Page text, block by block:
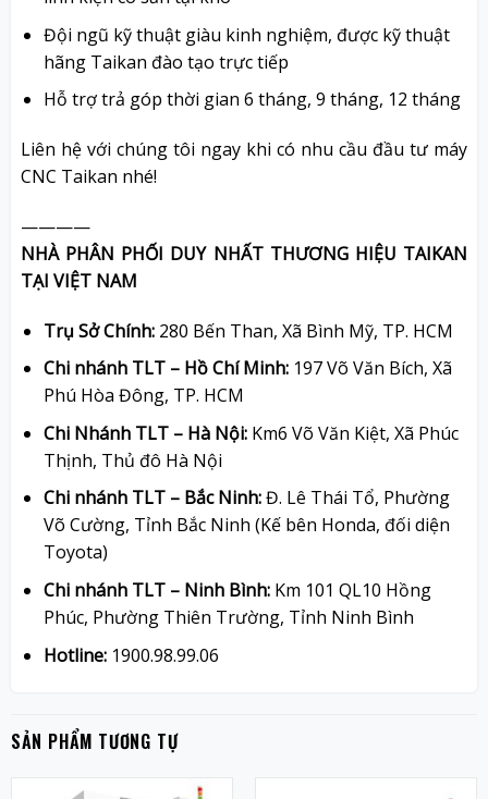
Đội ngũ kỹ thuật giàu kinh nghiệm, được kỹ thuật
hãng Taikan đào tạo trực tiếp
Hỗ trợ trả góp thời gian 6 tháng, 9 tháng, 12 tháng
Liên hệ với chúng tôi ngay khi có nhu cầu đầu tư máy
CNC Taikan nhé!
————
NHÀ PHÂN PHỐI DUY NHẤT THƯƠNG HIỆU TAIKAN
TẠI VIỆT NAM
Trụ Sở Chính:280 Bến Than, Xã Bình Mỹ, TP. HCM
Chi nhánh TLT – Hồ Chí Minh:197 Võ Văn Bích, Xã
Phú Hòa Đông, TP. HCM
Chi Nhánh TLT – Hà Nội:Km6 Võ Văn Kiệt, Xã Phúc
Thịnh, Thủ đô Hà Nội
Chi nhánh TLT – Bắc Ninh:Đ. Lê Thái Tổ, Phường
Võ Cường, Tỉnh Bắc Ninh (Kế bên Honda, đối diện
Toyota)
Chi nhánh TLT – Ninh Bình:Km 101 QL10 Hồng
Phúc, Phường Thiên Trường, Tỉnh Ninh Bình
Hotline:1900.98.99.06
SẢN PHẨM TƯƠNG TỰ